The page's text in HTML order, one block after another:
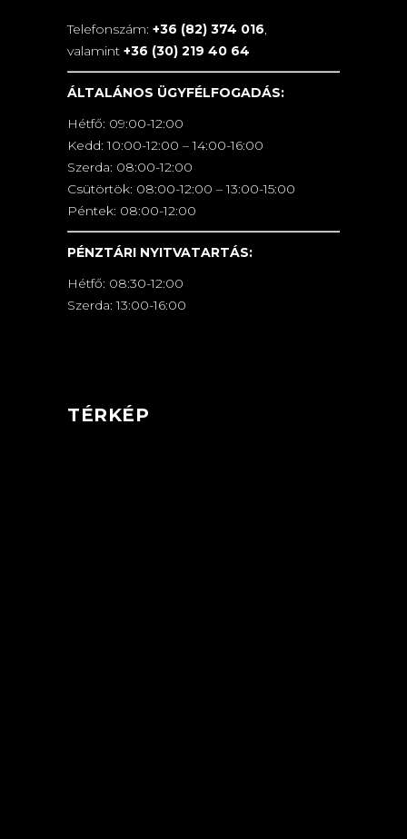
Telefonszám: +36 (82) 374 016,
valamint +36 (30) 219 40 64
ÁLTALÁNOS ÜGYFÉLFOGADÁS:
Hétfő: 09:00-12:00
Kedd: 10:00-12:00 – 14:00-16:00
Szerda: 08:00-12:00
Csütörtök: 08:00-12:00 – 13:00-15:00
Péntek: 08:00-12:00
PÉNZTÁRI NYITVATARTÁS:
Hétfő: 08:30-12:00
Szerda: 13:00-16:00
TÉRKÉP